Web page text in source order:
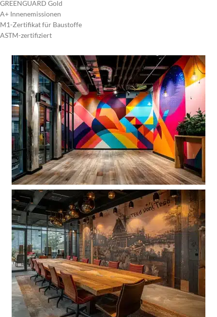
GREENGUARD Gold
A+ Innenemissionen
M1-Zertifikat für Baustoffe
ASTM-zertifiziert